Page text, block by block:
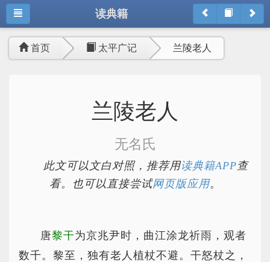
读典籍
首页 太平广记 兰陵老人
兰陵老人
无名氏
此文可以文白对照，推荐用读典籍APP查
看。也可以直接尝试网页版应用。
唐黎干为京兆尹时，曲江涂龙祈雨，观者
数千。黎至，独有老人植杖不避。干怒杖之，